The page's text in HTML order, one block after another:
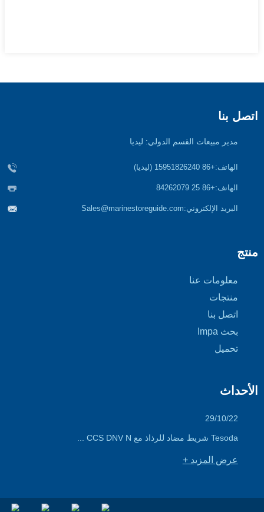
اتصل بنا
مدير مبيعات القسم الدولي: ليديا
الهاتف:+86 15951826240 (ليديا)
الهاتف:+86 25 84262079
البريد الإلكتروني:Sales@marinestoreguide.com
منتج
معلومات عنا
منتجات
اتصل بنا
بحث Impa
تحميل
الأحداث
29/10/22
Tesoda شريط مضاد للرذاذ مع CCS DNV N ...
عرض المزيد +